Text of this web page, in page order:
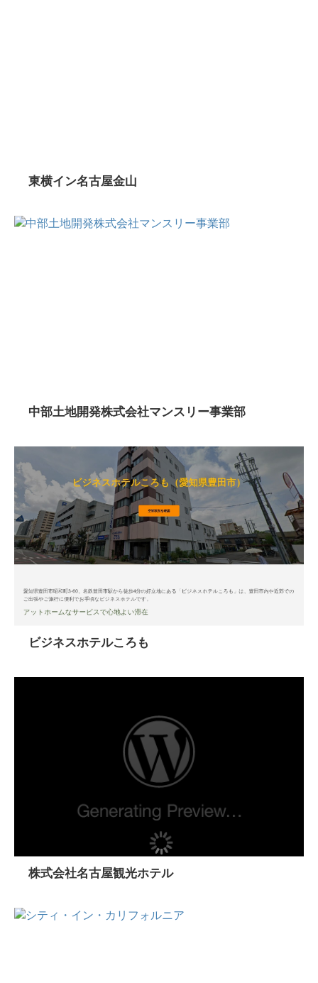
東横イン名古屋金山
中部土地開発株式会社マンスリー事業部
ビジネスホテルころも
株式会社名古屋観光ホテル